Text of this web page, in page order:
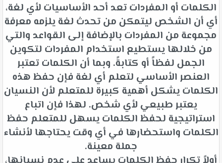
الكلمات أو المفردات تعد أحد الأساسيات لأي لغة،
أي أن الشخص ليتمكن من تحدث لغة يلزمه معرفة
مجموعة من المفردات بالإضافة إلى القواعد والتي
من خلالها يستطيع استخدام المفردات لتكوين
الجمل لفظاً أو كتابةً. وبما أن الكلمات تعتبر
العنصر الأساسي لتعلم أي لغة فإن حفظ هذه
الكلمات يشكل أهمية كبيرة للمتعلم لأن النسيان
يعتبر طبيعي لأي شخص. لهذا فإن اتباع
استراتيجية لحفظ الكلمات يسهل للمتعلم حفظ
الكلمات واستحضارها في أي وقت يحتاجها لأنشاء
جملة معينة.